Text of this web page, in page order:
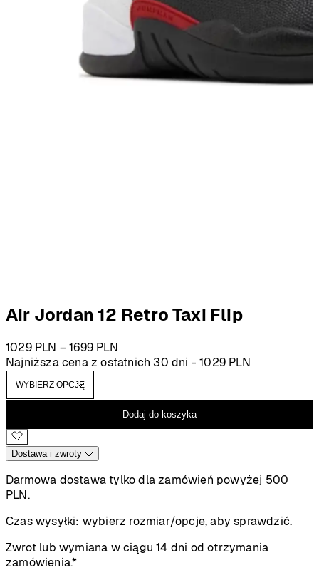
Air Jordan 12 Retro Taxi Flip
1029 PLN – 1699 PLNZakres
cen:
1699 PLN
Najniższa cena z ostatnich 30 dni -1029 PLN
Dodaj do koszyka
Dostawa i zwroty
Darmowa dostawa tylko dla zamówień powyżej 500
PLN.
Czas wysyłki: wybierz rozmiar/opcje, aby sprawdzić.
Zwrot lub wymiana w ciągu 14 dni od otrzymania
zamówienia.*